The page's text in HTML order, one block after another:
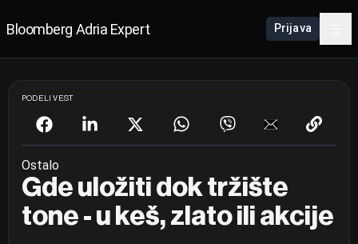
Bloomberg Adria Expert Prijava
PODELI VEST
Ostalo
Gde uložiti dok tržište
tone - u keš, zlato ili akcije